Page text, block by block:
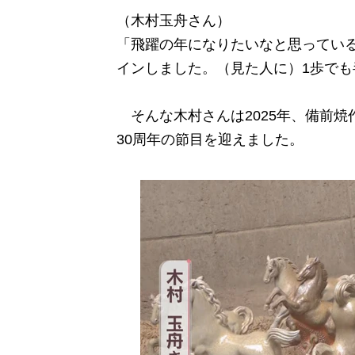
（木村玉舟さん）
「飛躍の年になりたいなと思って
インしました。（見た人に）1歩で
そんな木村さんは2025年、備前焼
30周年の節目を迎えました。